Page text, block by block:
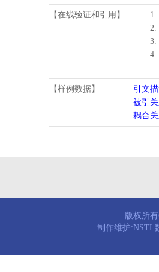
【在线验证和引用】
1.
2.
3.
4.
【样例数据】
引文
被引
耦合
版权所
制作维护:NSTL